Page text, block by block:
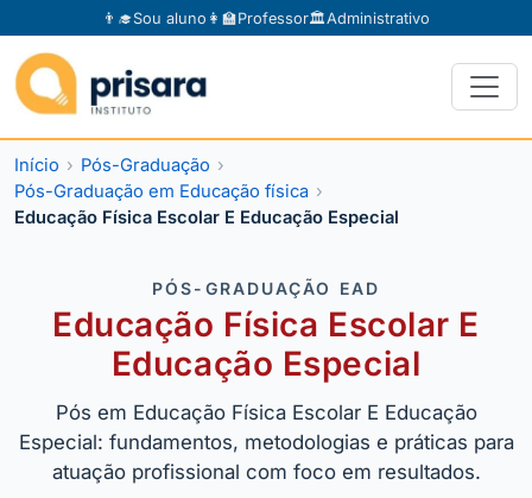
👨‍🎓Sou aluno 👩‍🏫Professor🏛️Administrativo
Início
Pós-Graduação
Pós-Graduação em Educação física
Educação Física Escolar E Educação Especial
PÓS-GRADUAÇÃO EAD
Educação Física Escolar E
Educação Especial
Pós em Educação Física Escolar E Educação
Especial: fundamentos, metodologias e práticas para
atuação profissional com foco em resultados.